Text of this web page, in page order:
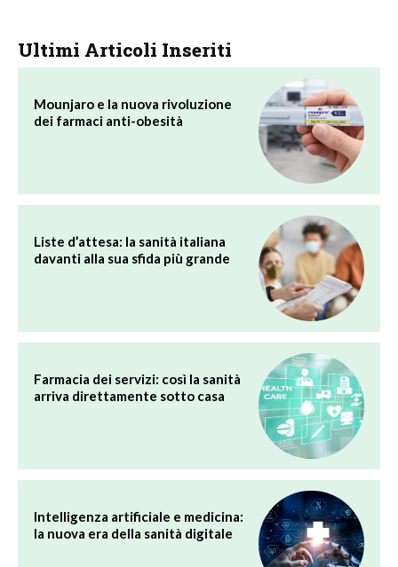
Ultimi Articoli Inseriti
Mounjaro e la nuova rivoluzione
dei farmaci anti-obesità
Liste d’attesa: la sanità italiana
davanti alla sua sfida più grande
Farmacia dei servizi: così la sanità
arriva direttamente sotto casa
Intelligenza artificiale e medicina:
la nuova era della sanità digitale